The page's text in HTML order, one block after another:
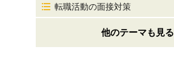
転職活動の面接対策
他のテーマも見る